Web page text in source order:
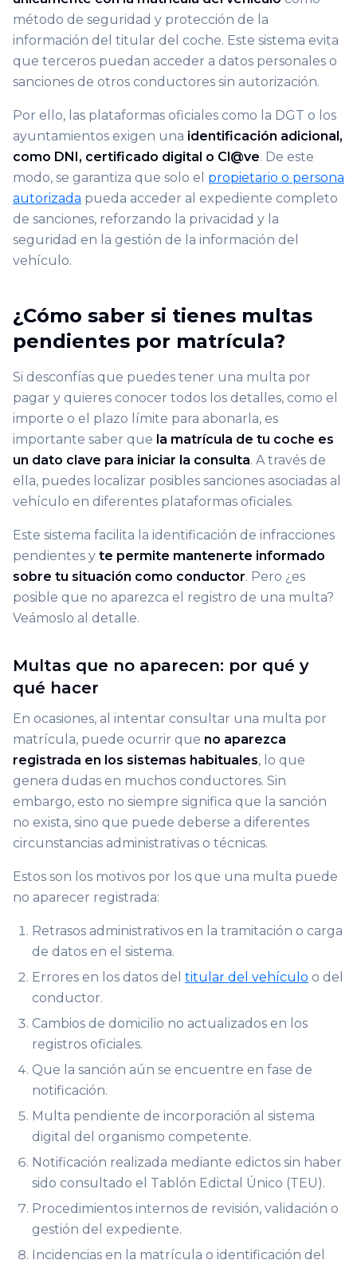
método de seguridad y protección de la
información del titular del coche. Este sistema evita
que terceros puedan acceder a datos personales o
sanciones de otros conductores sin autorización.
Por ello, las plataformas oficiales como la DGT o los
ayuntamientos exigen una identificación adicional,
como DNI, certificado digital o Cl@ve. De este
modo, se garantiza que solo el propietario o persona
autorizada pueda acceder al expediente completo
de sanciones, reforzando la privacidad y la
seguridad en la gestión de la información del
vehículo.
¿Cómo saber si tienes multas
pendientes por matrícula?
Si desconfías que puedes tener una multa por
pagar y quieres conocer todos los detalles, como el
importe o el plazo límite para abonarla, es
importante saber que la matrícula de tu coche es
un dato clave para iniciar la consulta. A través de
ella, puedes localizar posibles sanciones asociadas al
vehículo en diferentes plataformas oficiales.
Este sistema facilita la identificación de infracciones
pendientes y te permite mantenerte informado
sobre tu situación como conductor. Pero ¿es
posible que no aparezca el registro de una multa?
Veámoslo al detalle.
Multas que no aparecen: por qué y
qué hacer
En ocasiones, al intentar consultar una multa por
matrícula, puede ocurrir que no aparezca
registrada en los sistemas habituales, lo que
genera dudas en muchos conductores. Sin
embargo, esto no siempre significa que la sanción
no exista, sino que puede deberse a diferentes
circunstancias administrativas o técnicas.
Estos son los motivos por los que una multa puede
no aparecer registrada:
Retrasos administrativos en la tramitación o carga
de datos en el sistema.
Errores en los datos del titular del vehículo o del
conductor.
Cambios de domicilio no actualizados en los
registros oficiales.
Que la sanción aún se encuentre en fase de
notificación.
Multa pendiente de incorporación al sistema
digital del organismo competente.
Notificación realizada mediante edictos sin haber
sido consultado el Tablón Edictal Único (TEU).
Procedimientos internos de revisión, validación o
gestión del expediente.
Incidencias en la matrícula o identificación del